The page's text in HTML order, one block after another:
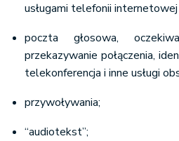
usługami telefonii internetowej
poczta głosowa,
przekazywanie połączenia,
telekonferencja i inne usługi
przywoływania;
“audiotekst”;